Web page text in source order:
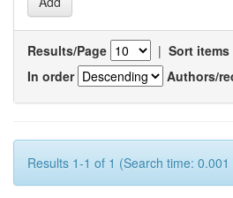
Results/Page | Sort items
In order
Authors/
Results 1-1 of 1 (Search time: